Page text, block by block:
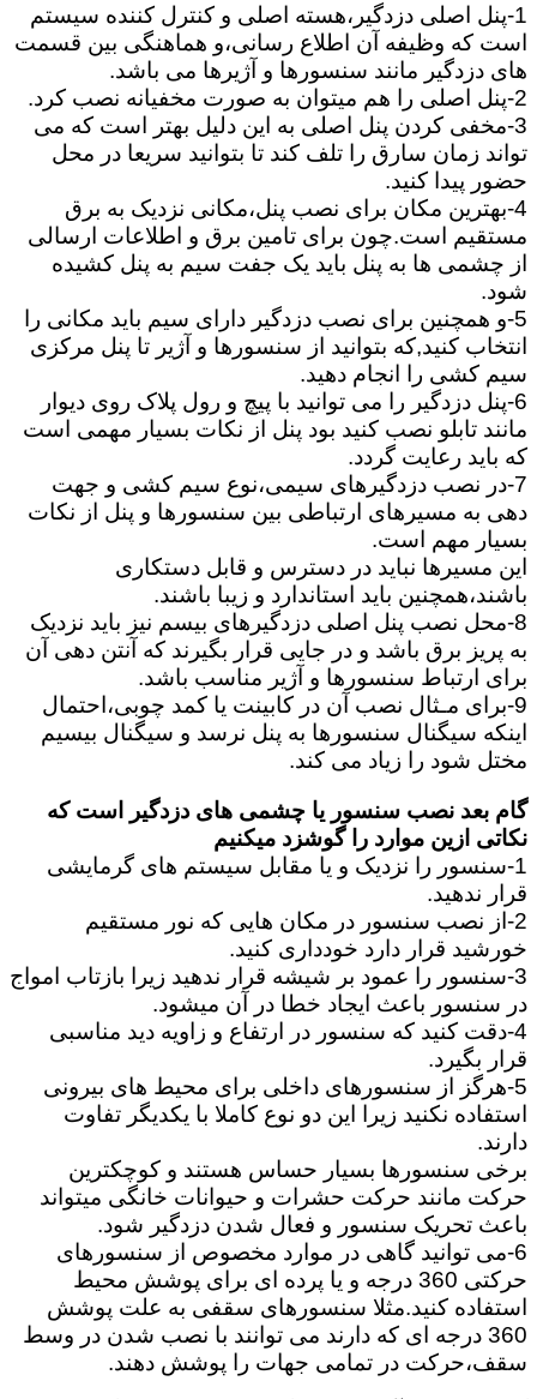
1-پنل اصلی دزدگیر،هسته اصلی و کنترل کننده سیستم
است که وظیفه آن اطلاع رسانی،و هماهنگی بین قسمت
های دزدگیر مانند سنسورها و آژیرها می باشد.
2-پنل اصلی را هم میتوان به صورت مخفیانه نصب کرد.
3-مخفی کردن پنل اصلی به این دلیل بهتر است که می
تواند زمان سارق را تلف کند تا بتوانید سریعا در محل
حضور پیدا کنید.
4-بهترین مکان برای نصب پنل،مکانی نزدیک به برق
مستقیم است.چون برای تامین برق و اطلاعات ارسالی
از چشمی ها به پنل باید یک جفت سیم به پنل کشیده
شود.
5-و همچنین برای نصب دزدگیر دارای سیم باید مکانی را
انتخاب کنید,که بتوانید از سنسورها و آژیر تا پنل مرکزی
سیم کشی را انجام دهید.
6-پنل دزدگیر را می توانید با پیچ و رول پلاک روی دیوار
مانند تابلو نصب کنید بود پنل از نکات بسیار مهمی است
که باید رعایت گردد.
7-در نصب دزدگیرهای سیمی،نوع سیم کشی و جهت
دهی به مسیرهای ارتباطی بین سنسورها و پنل از نکات
بسیار مهم است.
این مسیرها نباید در دسترس و قابل دستکاری
باشند،همچنین باید استاندارد و زیبا باشند.
8-محل نصب پنل اصلی دزدگیرهای بیسم نیز باید نزدیک
به پریز برق باشد و در جایی قرار بگیرند که آنتن دهی آن
برای ارتباط سنسورها و آژیر مناسب باشد.
9-برای مـثال نصب آن در کابینت یا کمد چوبی،احتمال
اینکه سیگنال سنسورها به پنل نرسد و سیگنال بیسیم
مختل شود را زیاد می کند.
گام بعد نصب سنسور یا چشمی های دزدگیر است که
نکاتی ازین موارد را گوشزد میکنیم
1-سنسور را نزدیک و یا مقابل سیستم های گرمایشی
قرار ندهید.
2-از نصب سنسور در مکان هایی که نور مستقیم
خورشید قرار دارد خودداری کنید.
3-سنسور را عمود بر شیشه قرار ندهید زیرا بازتاب امواج
در سنسور باعث ایجاد خطا در آن میشود.
4-دقت کنید که سنسور در ارتفاع و زاویه دید مناسبی
قرار بگیرد.
5-هرگز از سنسورهای داخلی برای محیط های بیرونی
استفاده نکنید زیرا این دو نوع کاملا با یکدیگر تفاوت
دارند.
برخی سنسورها بسیار حساس هستند و کوچکترین
حرکت مانند حرکت حشرات و حیوانات خانگی میتواند
باعث تحریک سنسور و فعال شدن دزدگیر شود.
6-می توانید گاهی در موارد مخصوص از سنسورهای
حرکتی 360 درجه و یا پرده ای برای پوشش محیط
استفاده کنید.مثلا سنسورهای سقفی به علت پوشش
360 درجه ای که دارند می توانند با نصب شدن در وسط
سقف،حرکت در تمامی جهات را پوشش دهند.